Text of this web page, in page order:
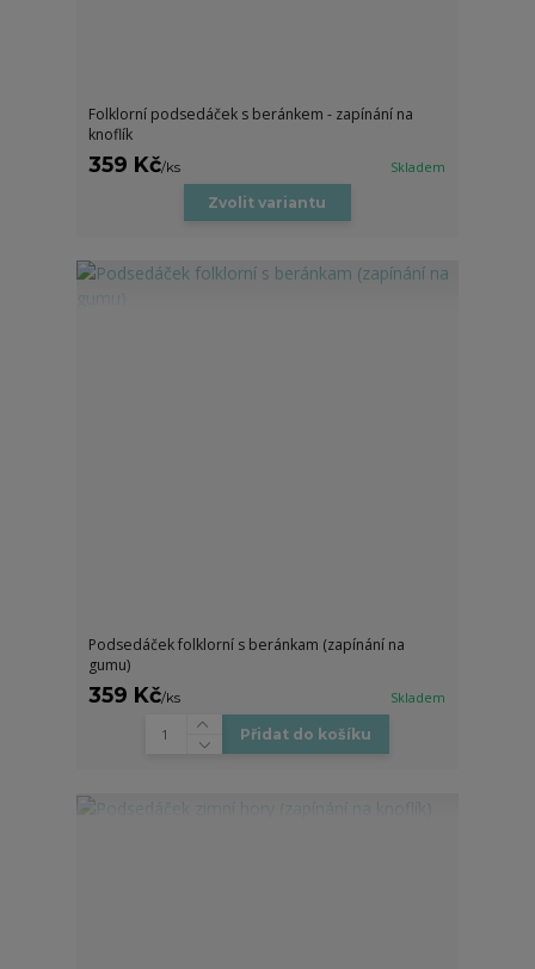
Folklorní podsedáček s beránkem - zapínání na
knoflík
359 Kč/ks Skladem
Zvolit variantu
Podsedáček folklorní s beránkam (zapínání na
gumu)
359 Kč/ks Skladem
Přidat do košíku